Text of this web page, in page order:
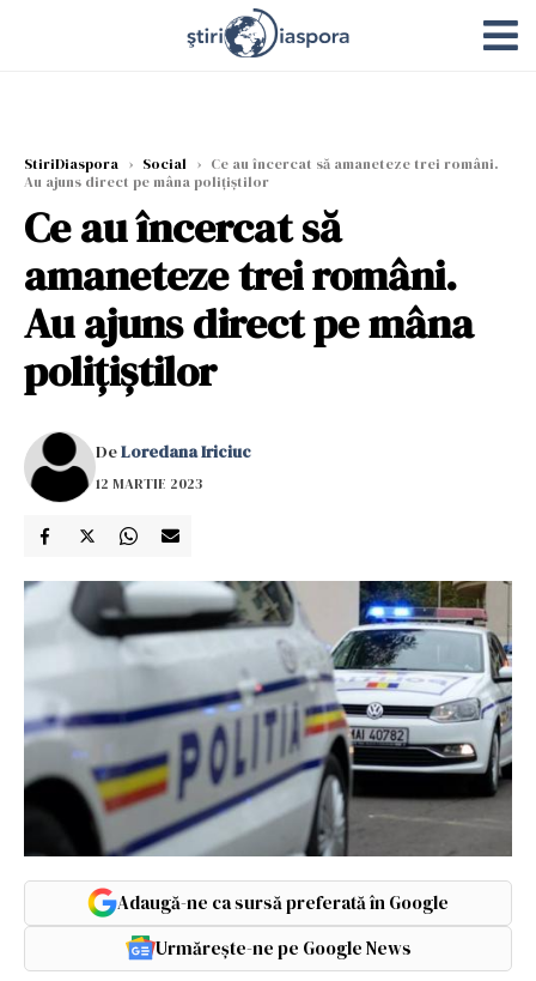
StiriDiaspora › Social › Ce au încercat să amaneteze trei români.
Au ajuns direct pe mâna polițiștilor
Ce au încercat să
amaneteze trei români.
Au ajuns direct pe mâna
polițiștilor
DeLoredana Iriciuc
12 MARTIE 2023
Adaugă-ne ca sursă preferată în Google
Urmărește-ne pe Google News